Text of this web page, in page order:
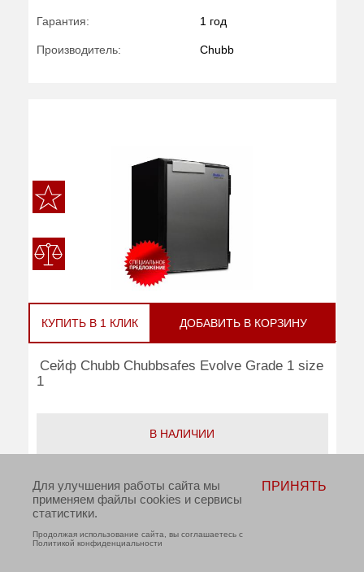
Гарантия: 1 год
Производитель: Chubb
КУПИТЬ В 1 КЛИК ДОБАВИТЬ В КОРЗИНУ
Сейф Chubb Chubbsafes Evolve Grade 1 size
1
В НАЛИЧИИ
Цена: 261 250
Взломостойкость:
Тип замка: Электронный
Для улучшения работы сайта мы
применяем файлы cookies и сервисы
статистики.
Продолжая использование сайта, вы соглашаетесь с
Политикой конфиденциальности
ПРИНЯТЬ